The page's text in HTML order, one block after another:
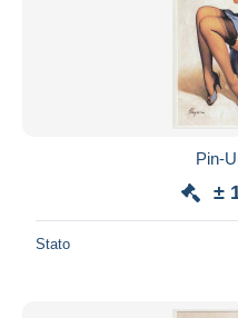
Pin-
±
Stato